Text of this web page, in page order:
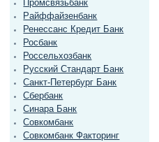
Промсвязьбанк
Райффайзенбанк
Ренессанс Кредит Банк
Росбанк
Россельхозбанк
Русский Стандарт Банк
Санкт-Петербург Банк
Сбербанк
Синара Банк
Совкомбанк
Совкомбанк Факторинг